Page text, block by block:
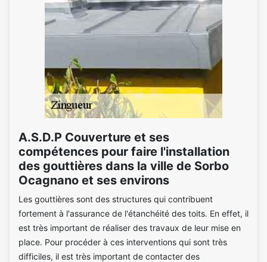
A.S.D.P Couverture et ses
compétences pour faire l'installation
des gouttières dans la ville de Sorbo
Ocagnano et ses environs
Les gouttières sont des structures qui contribuent
fortement à l'assurance de l'étanchéité des toits. En effet, il
est très important de réaliser des travaux de leur mise en
place. Pour procéder à ces interventions qui sont très
difficiles, il est très important de contacter des